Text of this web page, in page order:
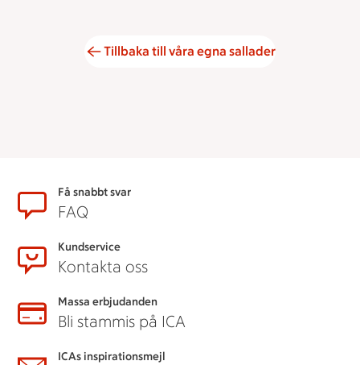
Tillbaka till våra egna sallader
SidfotFå snabbt svar
FAQ
Kundservice
Kontakta oss
Massa erbjudanden
Bli stammis på ICA
ICAs inspirationsmejl